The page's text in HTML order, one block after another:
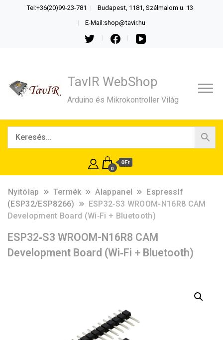
Tel:+36(20)99-23-781 Budapest, 1181, Szélmalom u. 13
E-Mail:shop@tavir.hu
TavIR WebShop
Arduino és Mikrokontroller Világ
0
0Ft
Nyitólap Termék Alappanel
EspressIf
(ESP32/ESP8266)
ESP32‑S3 WROOM-N16R8 CAM
Development Board (Wi‑Fi + Bluetooth)
ESP32‑S3 WROOM-N16R8 CAM
Development Board (Wi‑Fi + Bluetooth)